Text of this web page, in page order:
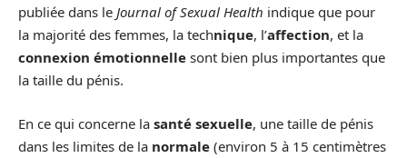
publiée dans le Journal of Sexual Health indique que pour
la majorité des femmes, la technique, l’affection, et la
connexion émotionnelle sont bien plus importantes que
la taille du pénis.
En ce qui concerne la santé sexuelle, une taille de pénis
dans les limites de la normale (environ 5 à 15 centimètres